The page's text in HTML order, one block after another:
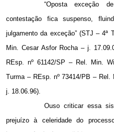
“Oposta exceção
contestação fica suspenso,
julgamento da exceção” (STJ – 4ª
Min. Cesar Asfor Rocha – j.
REsp. nº 61142/SP – Rel. Min.
Turma – REsp. nº 73414/PB –
j. 18.06.96).
Ouso criticar essa
prejuízo à celeridade do